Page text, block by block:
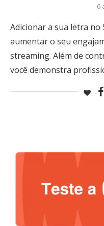
6
Adicionar a sua letra
aumentar o seu
streaming. Além de
você demonstra